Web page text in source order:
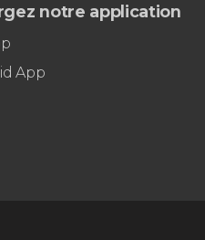
notre application
App